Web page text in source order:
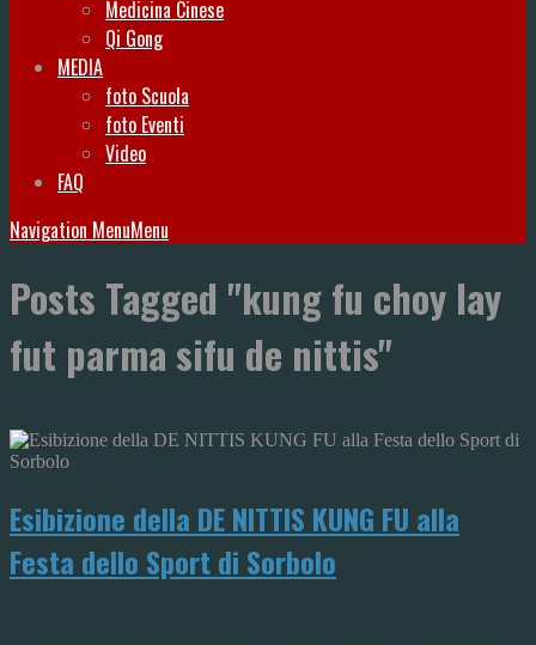
Medicina Cinese
Qi Gong
MEDIA
foto Scuola
foto Eventi
Video
FAQ
Navigation MenuMenu
Posts Tagged "kung fu choy lay
fut parma sifu de nittis"
Esibizione della DE NITTIS KUNG FU alla
Festa dello Sport di Sorbolo